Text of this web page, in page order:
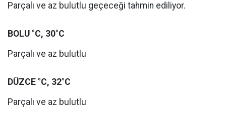
Parçalı ve az bulutlu geçeceği tahmin ediliyor.
BOLU °C, 30°C
Parçalı ve az bulutlu
DÜZCE °C, 32°C
Parçalı ve az bulutlu